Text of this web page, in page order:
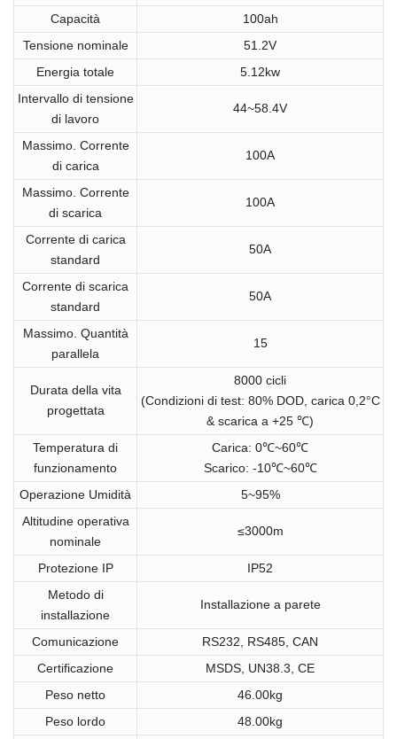
Capacità
100ah
Tensione nominale
51.2V
Energia totale
5.12kw
Intervallo di tensione
di lavoro
44~58.4V
Massimo. Corrente
di carica
100A
Massimo. Corrente
di scarica
100A
Corrente di carica
standard
50A
Corrente di scarica
standard
50A
Massimo. Quantità
parallela
15
Durata della vita
progettata
8000 cicli
(Condizioni di test: 80% DOD, carica 0,2°C
& scarica a +25 ℃)
Temperatura di
funzionamento
Carica: 0℃~60℃
Scarico: -10℃~60℃
Operazione Umidità
5~95%
Altitudine operativa
nominale
≤3000m
Protezione IP
IP52
Metodo di
installazione
Installazione a parete
Comunicazione
RS232, RS485, CAN
Certificazione
MSDS, UN38.3, CE
Peso netto
46.00kg
Peso lordo
48.00kg